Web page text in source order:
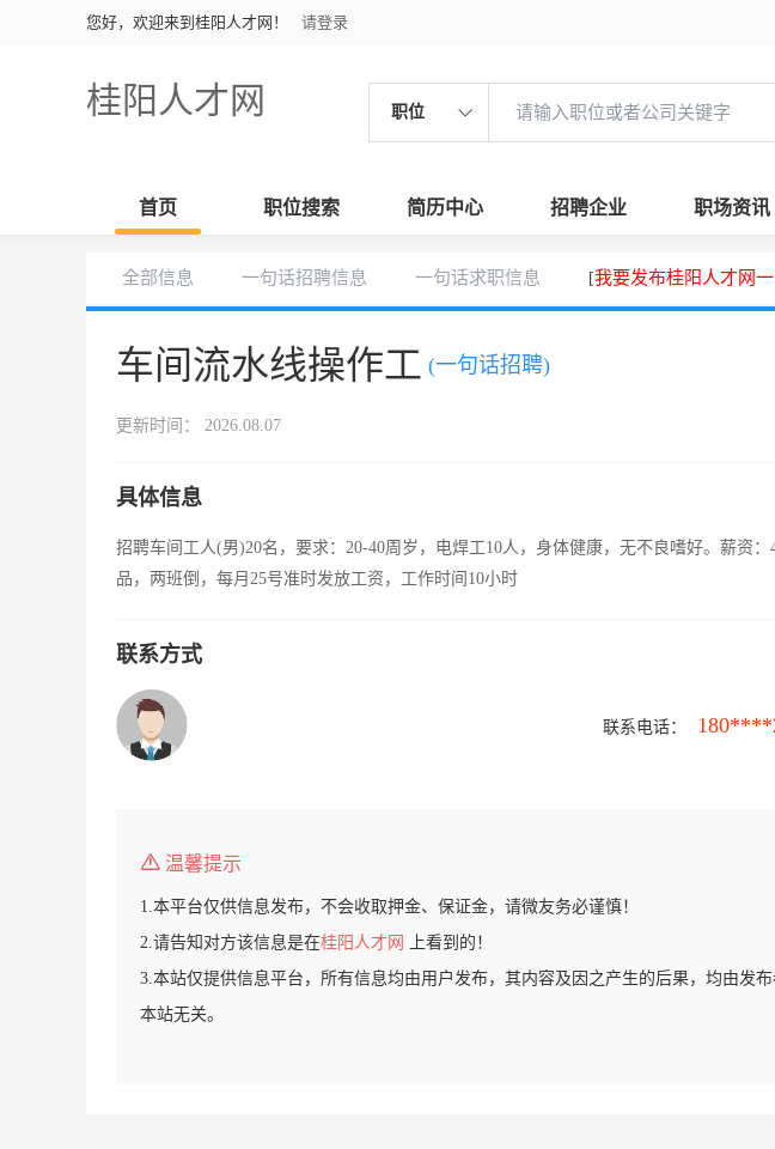
您好，欢迎来到桂阳人才网！ 请登录
桂阳人才网 职位
首页 职位搜索 简历中心 招聘企业 职场资讯
全部信息 一句话招聘信息 一句话求职信息 [我要发布桂阳人才网
车间流水线操作工 (一句话招聘)
更新时间： 2026.08.07
具体信息
招聘车间工人(男)20名，要求：20-40周岁，电焊工10人，身体健康，无不良嗜好。薪资
品，两班倒，每月25号准时发放工资，工作时间10小时
联系方式
联系电话：
温馨提示
1.本平台仅供信息发布，不会收取押金、保证金，请微友务必谨慎！
2.请告知对方该信息是在桂阳人才网
上看到的！
3.本站仅提供信息平台，所有信息均由用户发布，其内容及因之产生的后果，均由发
本站无关。